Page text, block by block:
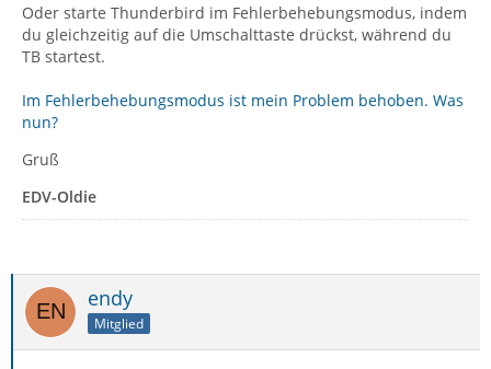
Oder starte Thunderbird im Fehlerbehebungsmodus, indem
du gleichzeitig auf die Umschalttaste drückst, während du
TB startest.
Im Fehlerbehebungsmodus ist mein Problem behoben. Was
nun?
Gruß
EDV-Oldie
endy
Mitglied